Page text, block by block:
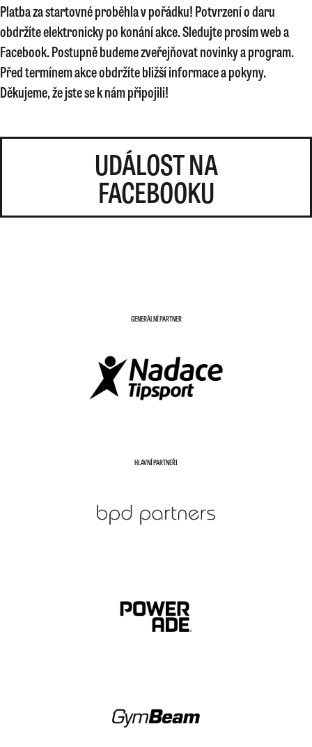
Platba za startovné proběhla v pořádku! Potvrzení o daru
obdržíte elektronicky po konání akce. Sledujte prosím web a
Facebook. Postupně budeme zveřejňovat novinky a program.
Před termínem akce obdržíte bližší informace a pokyny.
Děkujeme, že jste se k nám připojili!
UDÁLOST NA
FACEBOOKU
GENERÁLNÍ PARTNER
HLAVNÍ PARTNEŘI